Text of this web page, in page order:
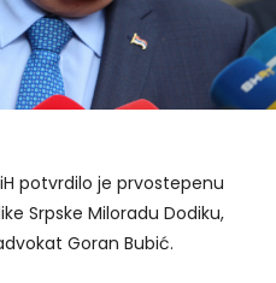
potvrdilo je prvostepenu
Srpske Miloradu Dodiku,
Goran Bubić.